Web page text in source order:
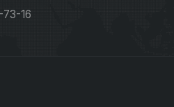
73-16